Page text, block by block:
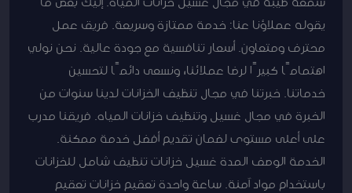
يقوله عملاؤنا عنا: خدمة ممتازة وسريعة. فريق عمل
محترف ومتعاون. أسعار تنافسية مع جودة عالية. نحن نولي
اهتمامًا كبيرًا لرضا عملائنا، ونسعى دائمًا لتحسين
خدماتنا. خبرتنا في مجال تنظيف الخزانات لدينا سنوات من
الخبرة في مجال غسيل وتنظيف خزانات المياه. فريقنا مدرب
على أعلى مستوى لضمان تقديم أفضل خدمة ممكنة.
الخدمة الوصف المدة غسيل خزانات تنظيف شامل للخزانات
باستخدام مواد آمنة. ساعة واحدة تعقيم خزانات تعقيم